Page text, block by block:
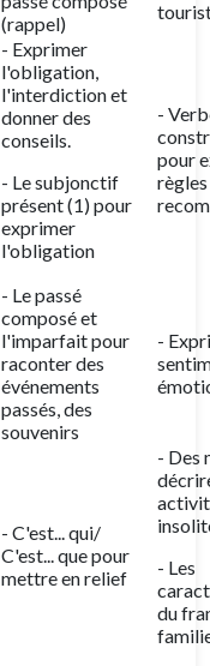
(rappel)
- Exprimer
l'obligation,
l'interdiction et
donner des
conseils.
- Le subjonctif
présent (1) pour
exprimer
l'obligation
-
pour
- Le passé
composé et
l'imparfait pour
raconter des
événements
passés, des
souvenirs
-
- C'est... qui/
C'est... que pour
mettre en relief
- Des
- Les
du